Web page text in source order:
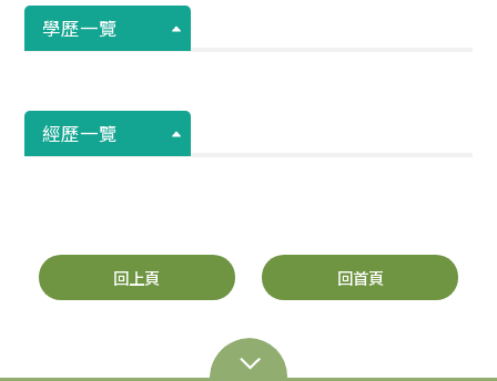
學歷一覽
經歷一覽
回上頁 回首頁